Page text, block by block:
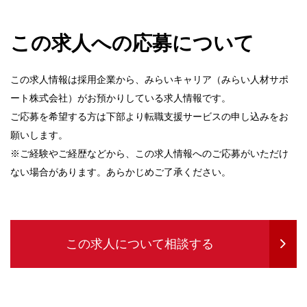
この求人への応募について
この求人情報は採用企業から、みらいキャリア（みらい人材サポ
ート株式会社）がお預かりしている求人情報です。
ご応募を希望する方は下部より転職支援サービスの申し込みをお
願いします。
※ご経験やご経歴などから、この求人情報へのご応募がいただけ
ない場合があります。あらかじめご了承ください。
この求人について相談する